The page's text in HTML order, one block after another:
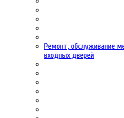
Ремонт, обслуживание
входных дверей